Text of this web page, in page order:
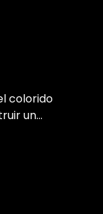
colorido
un
su